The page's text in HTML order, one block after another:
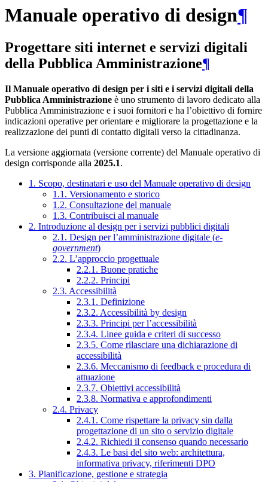
Manuale operativo di design¶
Progettare siti internet e servizi digitali
della Pubblica Amministrazione¶
Il Manuale operativo di design per i siti e i servizi digitali della
Pubblica Amministrazione è uno strumento di lavoro dedicato alla
Pubblica Amministrazione e i suoi fornitori e ha l’obiettivo di fornire
indicazioni operative per orientare e migliorare la progettazione e la
realizzazione dei punti di contatto digitali verso la cittadinanza.
La versione aggiornata (versione corrente) del Manuale operativo di
design corrisponde alla 2025.1.
1. Scopo, destinatari e uso del Manuale operativo di design
1.1. Versionamento e storico
1.2. Consultazione del manuale
1.3. Contribuisci al manuale
2. Introduzione al design per i servizi pubblici digitali
2.1. Design per l’amministrazione digitale (e-
government)
2.2. L’approccio progettuale
2.2.1. Buone pratiche
2.2.2. Principi
2.3. Accessibilità
2.3.1. Definizione
2.3.2. Accessibilità by design
2.3.3. Principi per l’accessibilità
2.3.4. Linee guida e criteri di successo
2.3.5. Come rilasciare una dichiarazione di
accessibilità
2.3.6. Meccanismo di feedback e procedura di
attuazione
2.3.7. Obiettivi accessibilità
2.3.8. Normativa e approfondimenti
2.4. Privacy
2.4.1. Come rispettare la privacy sin dalla
progettazione di un sito o servizio digitale
2.4.2. Richiedi il consenso quando necessario
2.4.3. Le basi del sito web: architettura,
informativa privacy, riferimenti DPO
3. Pianificazione, gestione e strategia